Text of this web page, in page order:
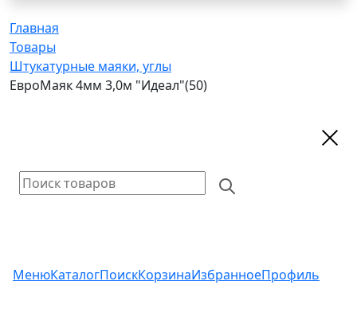
Главная
Товары
Штукатурные маяки, углы
ЕвроМаяк 4мм 3,0м "Идеал"(50)
МенюКаталогПоискКорзинаИзбранноеПрофиль